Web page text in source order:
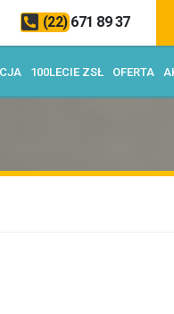
(22) 671 89 37
100LECIE ZSŁ OFERTA